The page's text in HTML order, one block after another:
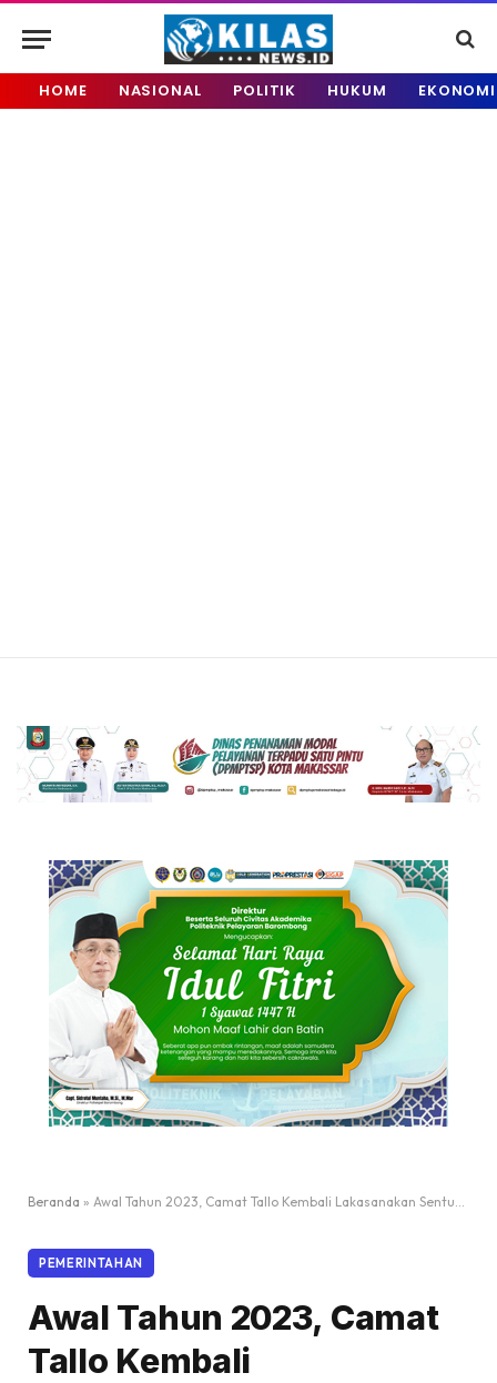
HOME NASIONAL POLITIK HUKUM EKONOMI
Beranda » Awal Tahun 2023, Camat Tallo Kembali Lakasanakan Sentuh Hati Melalui Safari Jumat
PEMERINTAHAN
Awal Tahun 2023, Camat
Tallo Kembali